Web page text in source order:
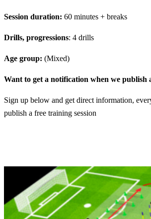
Session duration: 60 minutes + breaks
Drills, progressions: 4 drills
Age group: (Mixed)
Want to get a notification when we publish
Sign up below and get direct information,
publish a free training session